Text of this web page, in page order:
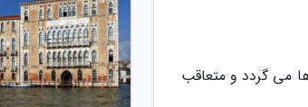
می گردد و متعاقب